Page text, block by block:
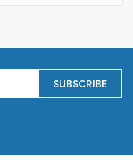
SUBSCRIBE